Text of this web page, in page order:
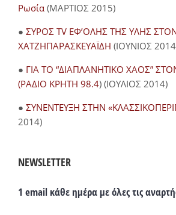
Ρωσία (ΜΑΡΤΙΟΣ 2015)
● ΣΥΡΟΣ TV ΕΦ’ΟΛΗΣ ΤΗΣ ΥΛΗΣ
ΧΑΤΖΗΠΑΡΑΣΚΕΥΑΪΔΗ (ΙΟΥΝΙΟΣ
● ΓΙΑ ΤΟ “ΔΙΑΠΛΑΝΗΤΙΚΟ ΧΑΟΣ”
(ΡΑΔΙΟ ΚΡΗΤΗ 98.4) (ΙΟΥΛΙΟΣ 2014)
● ΣΥΝΕΝΤΕΥΞΗ ΣΤΗΝ
2014)
NEWSLETTER
1 email κάθε ημέρα με όλες τις